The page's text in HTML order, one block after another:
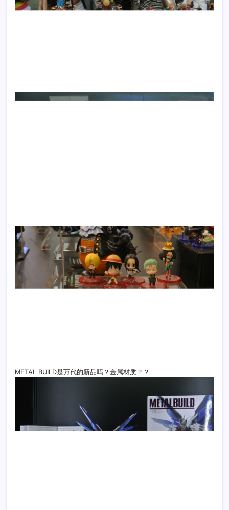
METAL BUILD是万代的新品吗？金属材质？？